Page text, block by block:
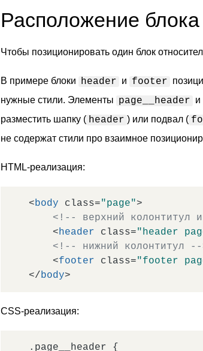
Расположение блока
Чтобы позиционировать один блок
В примере блоки header и footer
нужные стили. Элементы page__header и
разместить шапку ( header ) или подвал (
не содержат стили про взаимное
HTML-реализация:
<body class="page">
<!-- верхний колонтитул
<header class="header
<!-- нижний колонтитул --
<footer class="footer
</body>
CSS-реализация:
.page__header {